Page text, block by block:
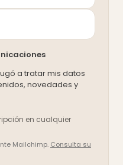
a tratar mis datos
novedades y
en cualquier
Mailchimp. Consulta su